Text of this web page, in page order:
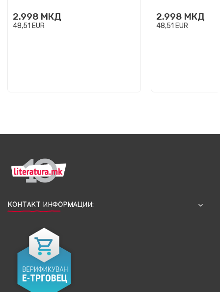
2.998 МКД
48,51 EUR
2.998 МКД
48,51 EUR
КОНТАКТ ИНФОРМАЦИИ: